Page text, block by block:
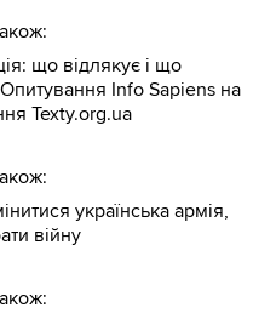
обрали сценарій
низького
та низької
життя. Такий вибір
пандемією та
що відлякує і що
Info Sapiens на
Texty.org.ua
українська армія,
війну